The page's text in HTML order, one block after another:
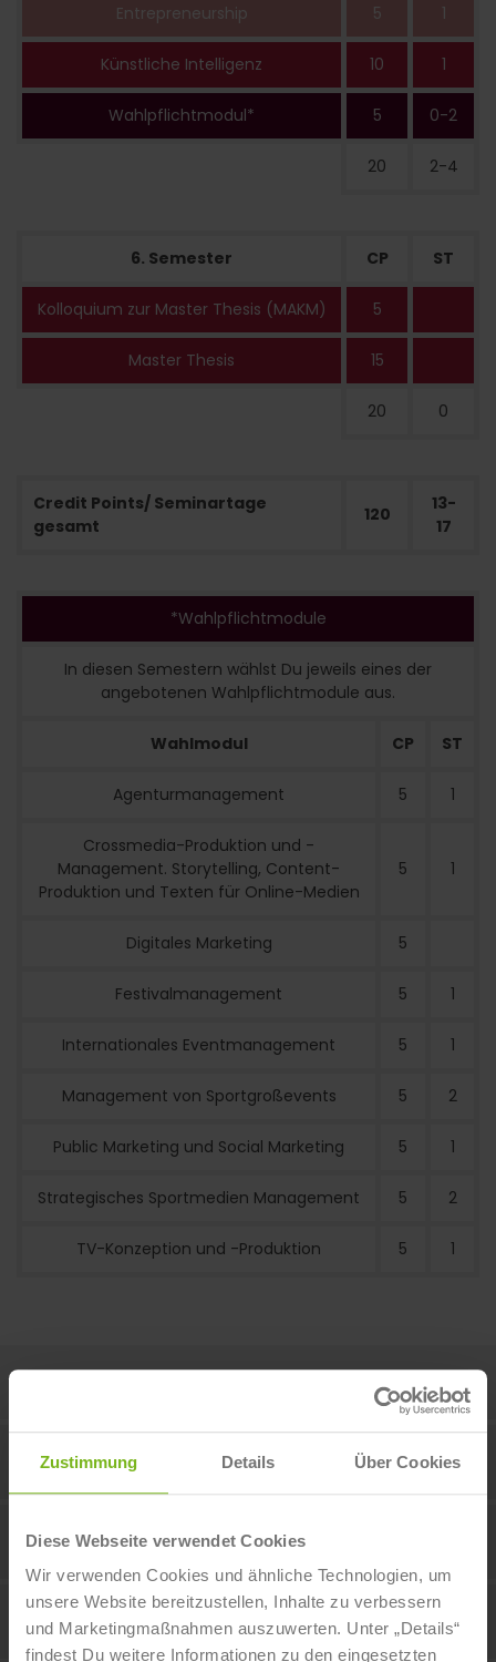
Zustimmung Details Über Cookies
Diese Webseite verwendet Cookies
Wir verwenden Cookies und ähnliche Technologien, um
unsere Website bereitzustellen, Inhalte zu verbessern
und Marketingmaßnahmen auszuwerten. Unter „Details“
findest Du weitere Informationen zu den eingesetzten
Entrepreneurship 5 1
Künstliche Intelligenz 10 1
Wahlpflichtmodul* 5 0-2
20 2-4
6. Semester CP ST
Kolloquium zur Master Thesis (MAKM) 5
Master Thesis 15
20 0
Credit Points/ Seminartage
gesamt
120
13-
17
*Wahlpflichtmodule
In diesen Semestern wählst Du jeweils eines der
angebotenen Wahlpflichtmodule aus.
Wahlmodul CP ST
Agenturmanagement 5 1
Crossmedia-Produktion und -
Management. Storytelling, Content-
Produktion und Texten für Online-Medien
5 1
Digitales Marketing 5
Festivalmanagement 5 1
Internationales Eventmanagement 5 1
Management von Sportgroßevents 5 2
Public Marketing und Social Marketing 5 1
Strategisches Sportmedien Management 5 2
TV-Konzeption und -Produktion 5 1
Vermittlungsformen
Zielgruppe & Voraussetzungen
Beginn & Dauer